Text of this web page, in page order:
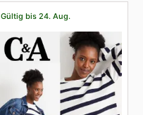
Gültig bis 24. Aug.